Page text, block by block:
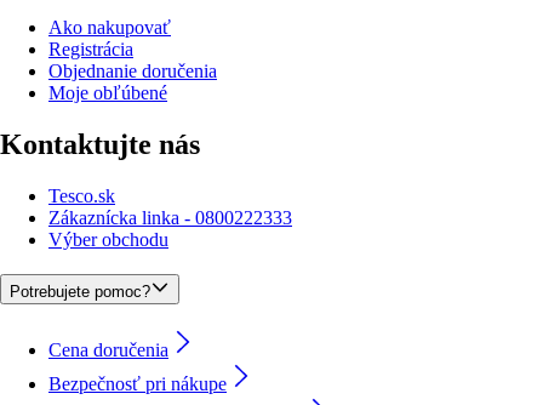
Ako nakupovať
Registrácia
Objednanie doručenia
Moje obľúbené
Kontaktujte nás
Tesco.sk
Zákaznícka linka - 0800222333
Výber obchodu
Potrebujete pomoc?
Cena doručenia
Bezpečnosť pri nákupe